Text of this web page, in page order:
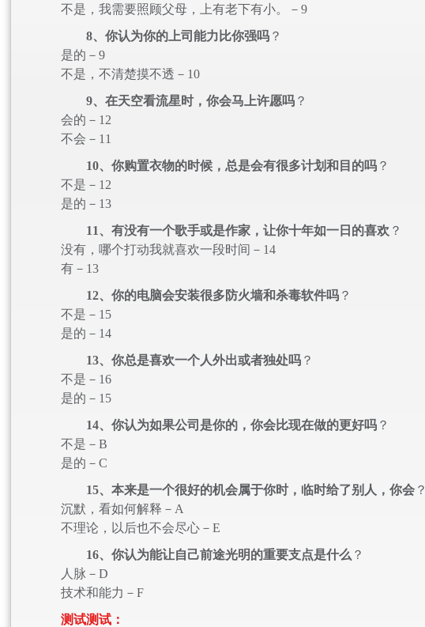
不是，我需要照顾父母，上有老下有小。－9
8、你认为你的上司能力比你强吗？
是的－9
不是，不清楚摸不透－10
9、在天空看流星时，你会马上许愿吗？
会的－12
不会－11
10、你购置衣物的时候，总是会有很多计划和目的吗？
不是－12
是的－13
11、有没有一个歌手或是作家，让你十年如一日的喜欢 ？
没有，哪个打动我就喜欢一段时间－14
有－13
12、你的电脑会安装很多防火墙和杀毒软件吗？
不是－15
是的－14
13、你总是喜欢一个人外出或者独处吗？
不是－16
是的－15
14、你认为如果公司是你的，你会比现在做的更好吗？
不是－B
是的－C
15、本来是一个很好的机会属于你时，临时给了别人，你会？
沉默，看如何解释－A
不理论，以后也不会尽心－E
16、你认为能让自己前途光明的重要支点是什么 ？
人脉－D
技术和能力－F
测试测试：